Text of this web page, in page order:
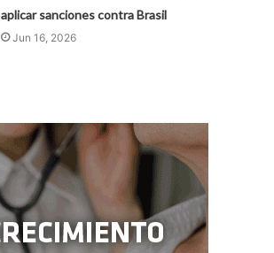
aplicar sanciones contra Brasil
Jun 16, 2026